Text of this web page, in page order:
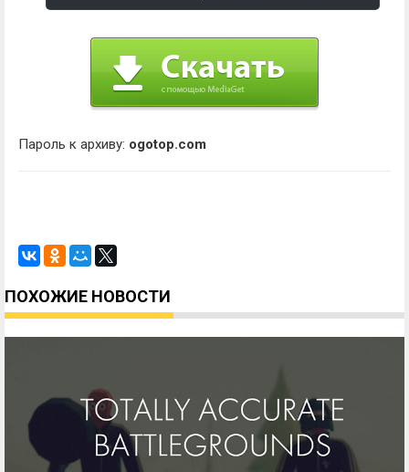
Пароль к архиву: ogotop.com
ПОХОЖИЕ НОВОСТИ